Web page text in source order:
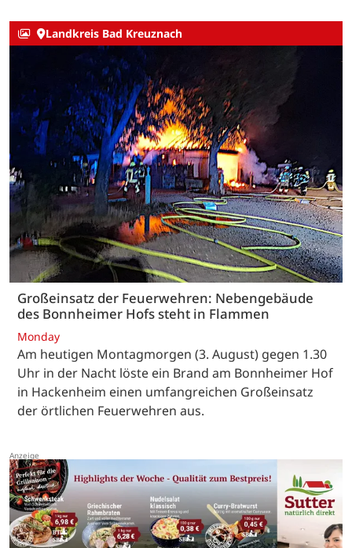
Landkreis Bad Kreuznach
Großeinsatz der Feuerwehren: Nebengebäude
des Bonnheimer Hofs steht in Flammen
Monday
Am heutigen Montagmorgen (3. August) gegen 1.30
Uhr in der Nacht löste ein Brand am Bonnheimer Hof
in Hackenheim einen umfangreichen Großeinsatz
der örtlichen Feuerwehren aus.